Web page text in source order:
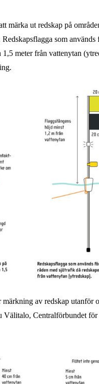
märka ut redskap på
som
1,5 meter från vattenytan
av redskap utanför
Centralförbundet